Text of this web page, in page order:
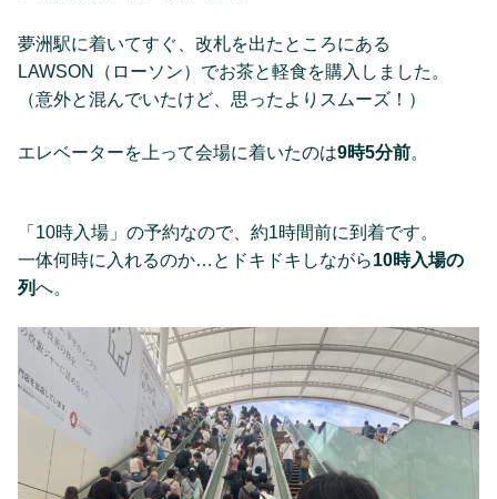
夢洲駅に着いてすぐ、改札を出たところにある
LAWSON（ローソン）でお茶と軽食を購入しました。
（意外と混んでいたけど、思ったよりスムーズ！）
エレベーターを上って会場に着いたのは9時5分前。
「10時入場」の予約なので、約1時間前に到着です。
一体何時に入れるのか…とドキドキしながら10時入場の
列へ。